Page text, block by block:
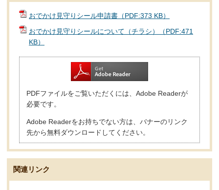
おでかけ見守りシール申請書（PDF:373 KB）
おでかけ見守りシールについて（チラシ）（PDF:471
KB）
PDFファイルをご覧いただくには、Adobe Readerが
必要です。
Adobe Readerをお持ちでない方は、バナーのリンク
先から無料ダウンロードしてください。
関連リンク